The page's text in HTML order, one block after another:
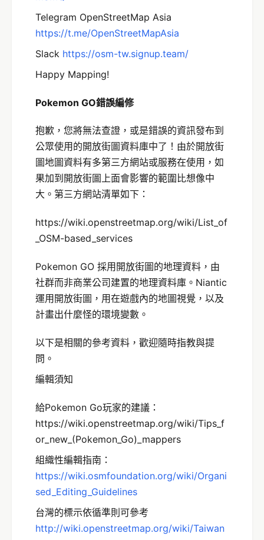
Telegram OpenStreetMap Asia
https://t.me/OpenStreetMapAsia
Slack https://osm-tw.signup.team/
Happy Mapping!
Pokemon GO錯誤編修
抱歉，您將無法查證，或是錯誤的資訊發布到
公眾使用的開放街圖資料庫中了！由於開放街
圖地圖資料有多第三方網站或服務在使用，如
果加到開放街圖上面會影響的範圍比想像中
大。第三方網站清單如下：
https://wiki.openstreetmap.org/wiki/List_of
_OSM-based_services
Pokemon GO 採用開放街圖的地理資料，由
社群而非商業公司建置的地理資料庫。Niantic
運用開放街圖，用在遊戲內的地圖視覺，以及
計畫出什麼怪的環境變數。
以下是相關的參考資料，歡迎隨時指教與提
問。
編輯須知
給Pokemon Go玩家的建議：
https://wiki.openstreetmap.org/wiki/Tips_f
or_new_(Pokemon_Go)_mappers
組織性編輯指南：
https://wiki.osmfoundation.org/wiki/Organi
sed_Editing_Guidelines
台灣的標示依循準則可參考
http://wiki.openstreetmap.org/wiki/Taiwan